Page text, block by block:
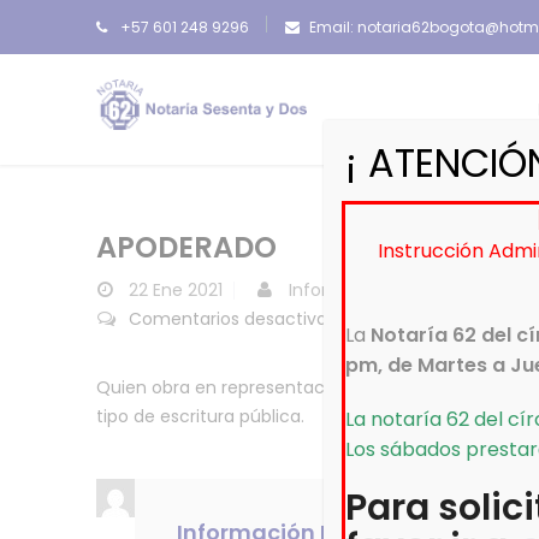
+57 601 248 9296 Email:
APODERADO
22 Ene 2021
Información Notaría 62 del
Comentarios desactivados
Apoderado
Quien obra en representación de alguien que por
tipo de escritura pública.
Información Notaría 62 del
¡
Instrucción
La Notaría 62 del
pm, de Martes a
La notaría 62 del
Los sábados
Para